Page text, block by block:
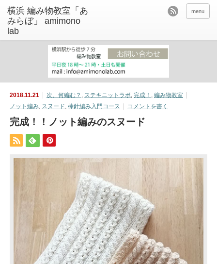
menu
2018.11.21 次、何編む？ , ステキニットラボ, 完成！ , 編み物教室
ノット編み, スヌード, 棒針編み入門コース コメントを書く
完成！！ノット編みのスヌード